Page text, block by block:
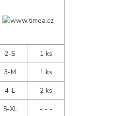
2-S
1 ks
3-M
1 ks
4-L
2 ks
5-XL
- - -